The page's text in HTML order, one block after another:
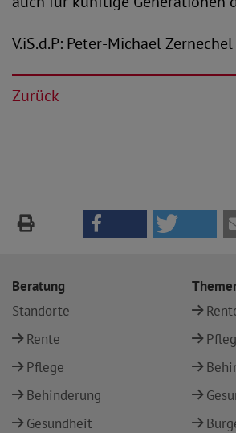
V.iS.d.P: Peter-Michael Zernechel
Zurück
Beratung
Standorte
Rente
Pflege
Behinderung
Gesundheit